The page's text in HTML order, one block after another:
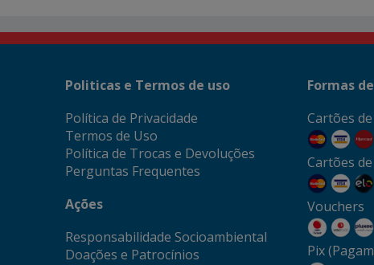
Politicas e Termos de uso
Política de Privacidade
Termos de Uso
Política de Trocas e Devoluções
Perguntas Frequentes
Ações
Responsabilidade Socioambiental
Doações e Patrocínios
Formas
Cartões
Cartões
Vouchers
Pix